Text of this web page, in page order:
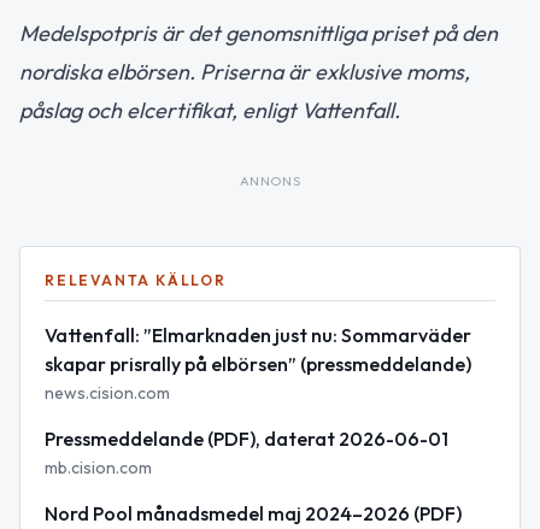
Medelspotpris är det genomsnittliga priset på den
nordiska elbörsen. Priserna är exklusive moms,
påslag och elcertifikat, enligt Vattenfall.
ANNONS
RELEVANTA KÄLLOR
Vattenfall: ”Elmarknaden just nu: Sommarväder
skapar prisrally på elbörsen” (pressmeddelande)
news.cision.com
Pressmeddelande (PDF), daterat 2026-06-01
mb.cision.com
Nord Pool månadsmedel maj 2024–2026 (PDF)